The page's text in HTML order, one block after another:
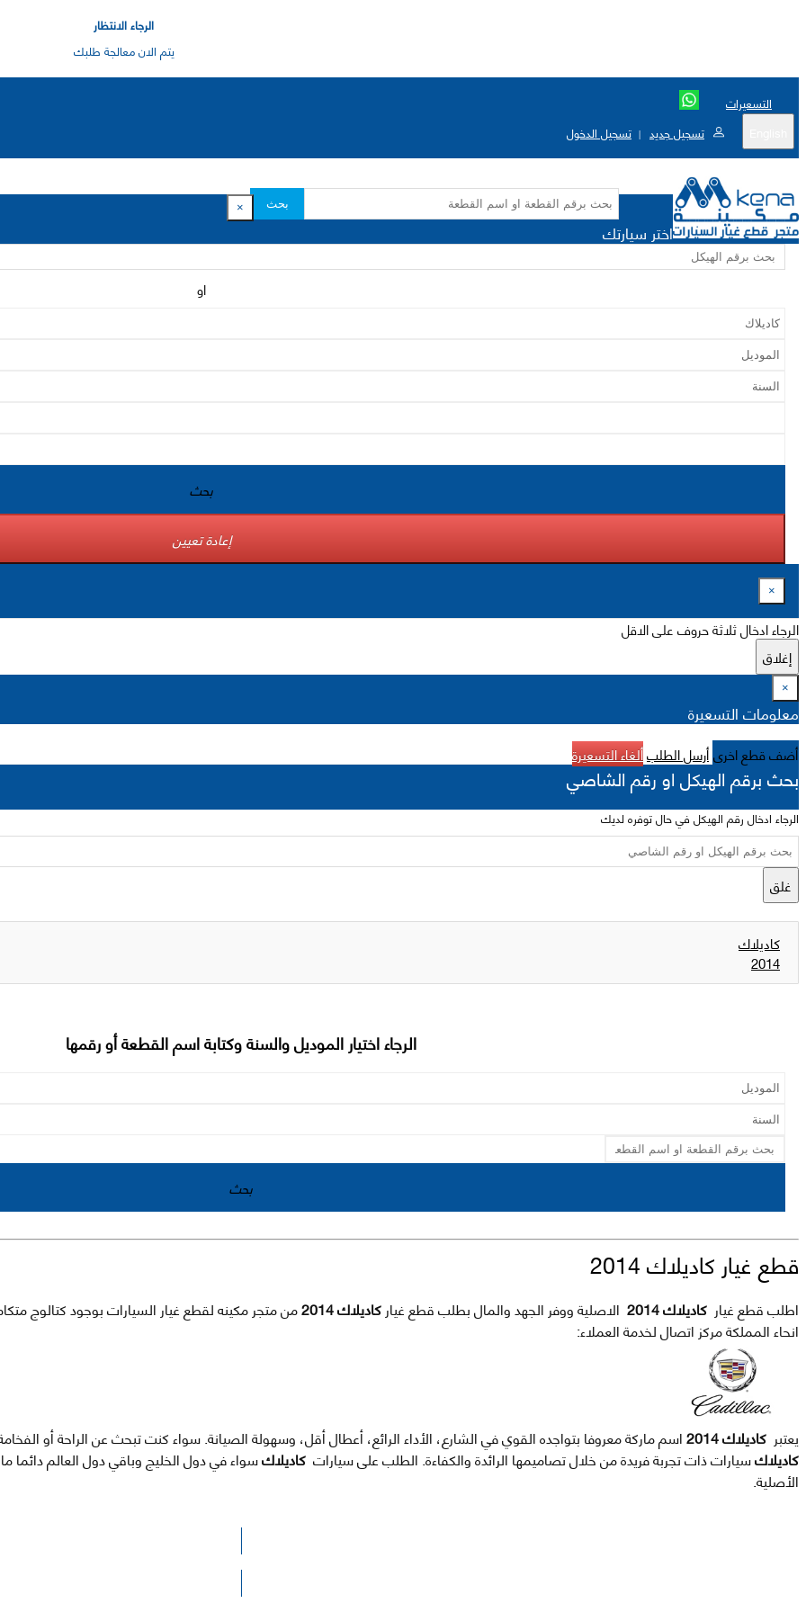
الرجاء الانتظار
يتم الان معالجة طلبك
التسعيرات
تسجيل جديد | تسجيل الدخول
بحث ×
اختر سيارتك
او
بحث
إعادة تعيين
×
الرجاء ادخال ثلاثة حروف على الاقل
إغلاق
×
معلومات التسعيرة
أضف قطع اخرىأرسل الطلبألغاء التسعيرة
بحث برقم الهيكل او رقم الشاصي
الرجاء ادخال رقم الهيكل في حال توفره لديك
غلق
كاديلاك
2014
الرجاء اختيار الموديل والسنة وكتابة اسم القطعة أو رقمها
بحث
قطع غيار كاديلاك 2014
اطلب قطع غيار الاصلية ووفر الجهد والمال بطلب قطع غيار كاديلاك 2014
من متجر مكينه لقطع غيار السيارات بوجود كتالوج
انحاء المملكة مركز اتصال لخدمة العملاء:
يعتبر كاديلاك 2014
اسم ماركة معروفا بتواجده القوي في الشارع، الأداء الرائع، أعطال أقل، وسهولة الصيانة. سواء كنت تبحث عن الراحة أو
كاديلاكسيارات ذات تجربة فريدة من خلال تصاميمها الرائدة والكفاءة. الطلب على سيارات كاديلاكسواء في دول الخليج وباقي دول العالم
الأصلية.
الرجاء الضغط هنا للوصول لصفحة البحث